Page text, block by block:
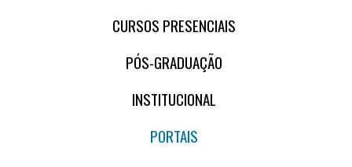
CURSOS PRESENCIAIS
PÓS-GRADUAÇÃO
INSTITUCIONAL
PORTAIS